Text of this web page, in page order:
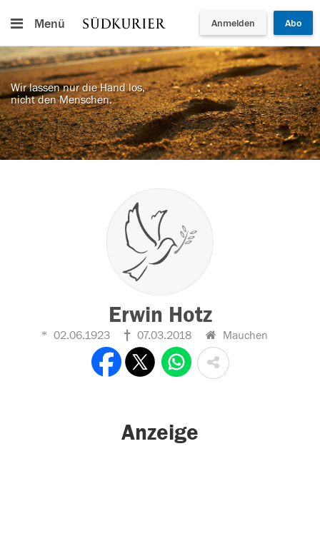
Menü Anmelden Abo
Wir lassen nur die Hand los,
nicht den Menschen.
Erwin Hotz
02.06.1923 07.03.2018 Mauchen
Anzeige